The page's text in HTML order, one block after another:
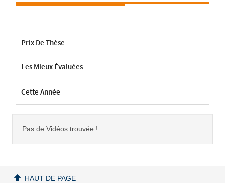
Prix De Thèse
Les Mieux Évaluées
Cette Année
Pas de Vidéos trouvée !
HAUT DE PAGE